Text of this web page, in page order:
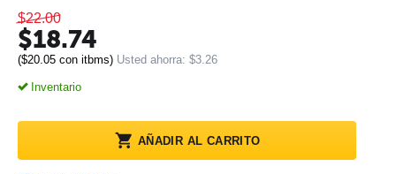
$22.00
$18.74
($20.05 con itbms) Usted ahorra:$3.26
Inventario
AÑADIR AL CARRITO